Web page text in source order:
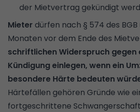
der Mietvertrag gekündigt
Mieter dürfen nach § 574 des BGB
Monaten vor dem Ende des
schriftlichen Widerspruch gegen
Kündigung einlegen, wenn ein
besondere Härte bedeuten
Härtefällen gehören Gründe wie
fortgeschrittene